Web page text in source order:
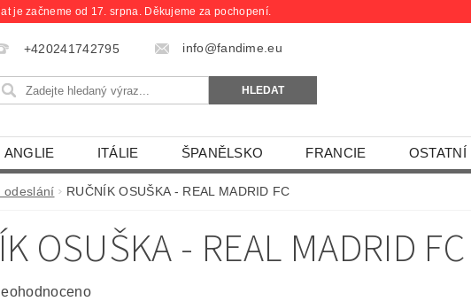
je začneme od 17. srpna. Děkujeme za pochopení.
+420241742795 info@fandime.eu
ANGLIE ITÁLIE ŠPANĚLSKO FRANCIE OSTATNÍ
odeslání RUČNÍK OSUŠKA - REAL MADRID FC
OSUŠKA - REAL MADRID FC